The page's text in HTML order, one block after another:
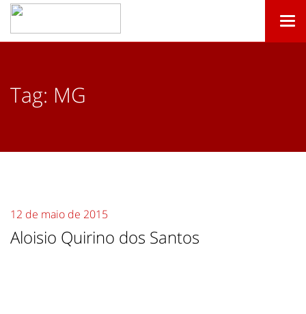
Tag: MG
12 de maio de 2015
Aloisio Quirino dos Santos